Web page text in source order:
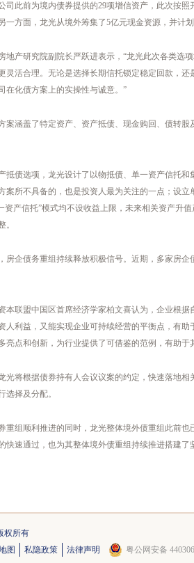
司此前为境内债券提供的29项增信资产，此次按
一方面，龙光从境外筹集了5亿元现金资源，并计
地产研究院副院长严跃进表示，“龙光此次各类选
灵活合理。无论是选择长期信托锁定稳定回款，
在化债方案上的实操性与诚意。”
案涵盖了特定资产、资产抵债、现金购回、债转
抵债选项，龙光设计了以物抵债、单一资产信托
案所不具备的，也是投资人最为关注的一点；设
资产信托”模式均不设收益上限，未来相关资产升
。
房企债务重组持续释放积极信号。近期，多家房
本联盟中国区首席经济学家柏文喜认为，企业根
人利益，又能实现企业可持续经营的平衡点，有
亮点和创新，为行业提供了可借鉴的范例，有助于
光将根据债券持有人会议议案的约定，快速落地
选择及分配。
重组顺利推进的同时，龙光整体境外债重组此前
快速通过，也为其整体境外债重组持续推进搭建了
权所有
图 私隐政策 法律声明 粤公网安备